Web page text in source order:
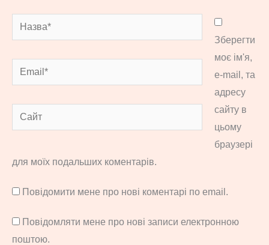
Назва*
Email*
Сайт
Зберегти
моє ім'я,
e-mail, та
адресу
сайту в
цьому
браузері
для моїх подальших коментарів.
Повідомити мене про нові коментарі по email.
Повідомляти мене про нові записи електронною
поштою.